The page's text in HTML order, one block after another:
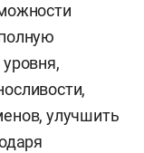
улучшить